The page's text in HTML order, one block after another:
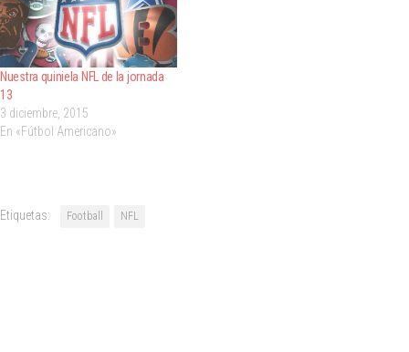
Nuestra quiniela NFL de la jornada
13
3 diciembre, 2015
En «Fútbol Americano»
Etiquetas: Football NFL